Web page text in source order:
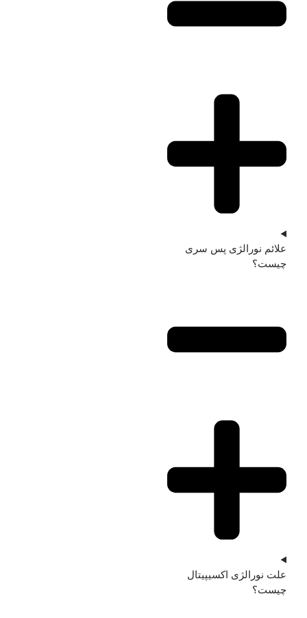
علائم نورالژی پس سری
چیست؟
علت نورالژی اکسیپیتال
چیست؟